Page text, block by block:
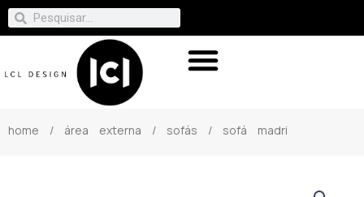
home / área externa / sofás / sofá madri